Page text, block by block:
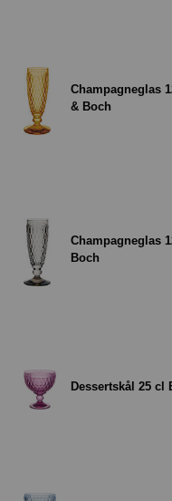
Champagneglas
& Boch
Champagneglas
Boch
Dessertskål 25